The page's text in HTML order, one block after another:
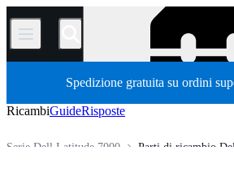
/
Spedizione gratuita su ordini
RicambiGuideRisposte
Parti di ricambio
Serie Dell Latitude 7000